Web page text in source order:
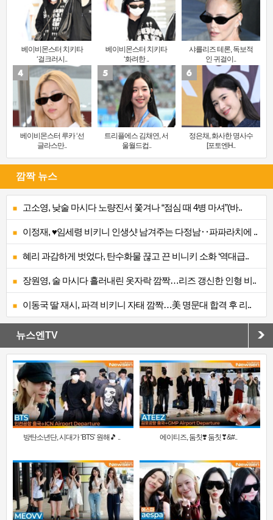
베이비몬스터 치키타
‘걸크러시..
베이비몬스터 치키타
‘화려한 ..
샤를리즈 테론, 독보적
인 귀걸이..
베이비몬스터 루카 ‘선
글라스만..
트리플에스 김채연, 서
울월드컵..
정은채, 화사한 명사수
[포토엔H..
깜짝 뉴스
고소영, 낮술 마시다 노량진서 쫓겨나 “점심 때 4병 마셔”(바..
이정재, ♥임세령 비키니 인생샷 남겨주는 다정남‥파파라치에 ..
혜리 과감하게 벗었다, 탄수화물 끊고 끈 비니키 소화 ‘역대급..
장원영, 술 마시다 흘러내린 옷자락 깜짝…리즈 갱신한 인형 비..
이동국 딸 재시, 파격 비키니 자태 깜짝…美 명문대 합격 후 리..
뉴스엔TV
방탄소년단, 시대가 ‘BTS’ 원해🎵 .. 에이티즈, 둠칫❣️ 둠칫❣&#..